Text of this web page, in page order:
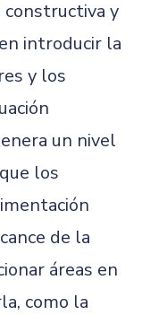
y
introducir la
y los
un nivel
los
de la
áreas en
como la